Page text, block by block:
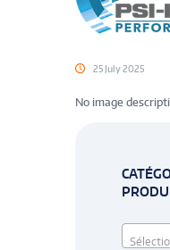
25 July 2025
No image